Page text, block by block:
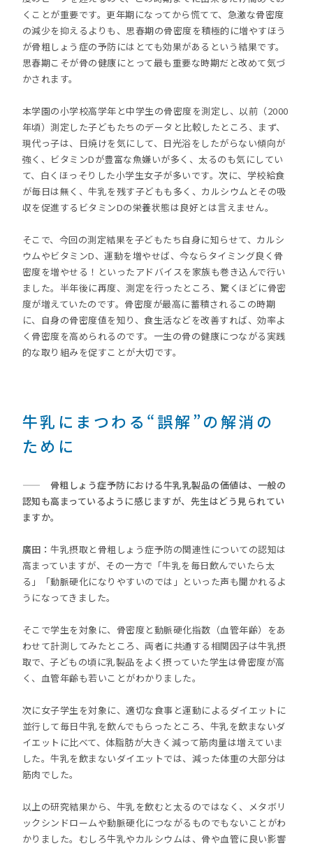
くことが重要です。更年期になってから慌てて、急激な骨密度
の減少を抑えるよりも、思春期の骨密度を積極的に増やすほう
が骨粗しょう症の予防にはとても効果があるという結果です。
思春期こそが骨の健康にとって最も重要な時期だと改めて気づ
かされます。
本学園の小学校高学年と中学生の骨密度を測定し、以前（2000
年頃）測定した子どもたちのデータと比較したところ、まず、
現代っ子は、日焼けを気にして、日光浴をしたがらない傾向が
強く、ビタミンDが豊富な魚嫌いが多く、太るのも気にしてい
て、白くほっそりした小学生女子が多いです。次に、学校給食
が毎日は無く、牛乳を残す子どもも多く、カルシウムとその吸
収を促進するビタミンDの栄養状態は良好とは言えません。
そこで、今回の測定結果を子どもたち自身に知らせて、カルシ
ウムやビタミンD、運動を増やせば、今ならタイミング良く骨
密度を増やせる！といったアドバイスを家族も巻き込んで行い
ました。半年後に再度、測定を行ったところ、驚くほどに骨密
度が増えていたのです。骨密度が最高に蓄積されるこの時期
に、自身の骨密度値を知り、食生活などを改善すれば、効率よ
く骨密度を高められるのです。一生の骨の健康につながる実践
的な取り組みを促すことが大切です。
牛乳にまつわる“誤解”の解消の
ために
—— 骨粗しょう症予防における牛乳乳製品の価値は、一般の
認知も高まっているように感じますが、先生はどう見られてい
ますか。
廣田：牛乳摂取と骨粗しょう症予防の関連性についての認知は
高まっていますが、その一方で「牛乳を毎日飲んでいたら太
る」「動脈硬化になりやすいのでは」といった声も聞かれるよ
うになってきました。
そこで学生を対象に、骨密度と動脈硬化指数（血管年齢）をあ
わせて計測してみたところ、両者に共通する相関因子は牛乳摂
取で、子どもの頃に乳製品をよく摂っていた学生は骨密度が高
く、血管年齢も若いことがわかりました。
次に女子学生を対象に、適切な食事と運動によるダイエットに
並行して毎日牛乳を飲んでもらったところ、牛乳を飲まないダ
イエットに比べて、体脂肪が大きく減って筋肉量は増えていま
した。牛乳を飲まないダイエットでは、減った体重の大部分は
筋肉でした。
以上の研究結果から、牛乳を飲むと太るのではなく、メタボリ
ックシンドロームや動脈硬化につながるものでもないことがわ
かりました。むしろ牛乳やカルシウムは、骨や血管に良い影響